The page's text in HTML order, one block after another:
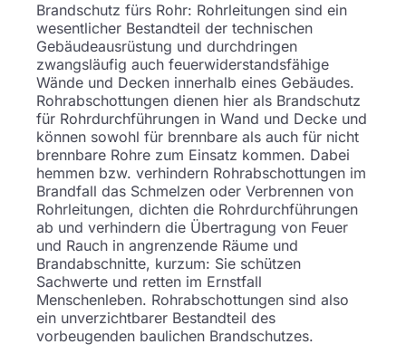
Brandschutz fürs Rohr: Rohrleitungen sind ein
wesentlicher Bestandteil der technischen
Gebäudeausrüstung und durchdringen
zwangsläufig auch feuerwiderstandsfähige
Wände und Decken innerhalb eines Gebäudes.
Rohrabschottungen dienen hier als Brandschutz
für Rohrdurchführungen in Wand und Decke und
können sowohl für brennbare als auch für nicht
brennbare Rohre zum Einsatz kommen. Dabei
hemmen bzw. verhindern Rohrabschottungen im
Brandfall das Schmelzen oder Verbrennen von
Rohrleitungen, dichten die Rohrdurchführungen
ab und verhindern die Übertragung von Feuer
und Rauch in angrenzende Räume und
Brandabschnitte, kurzum: Sie schützen
Sachwerte und retten im Ernstfall
Menschenleben. Rohrabschottungen sind also
ein unverzichtbarer Bestandteil des
vorbeugenden baulichen Brandschutzes.